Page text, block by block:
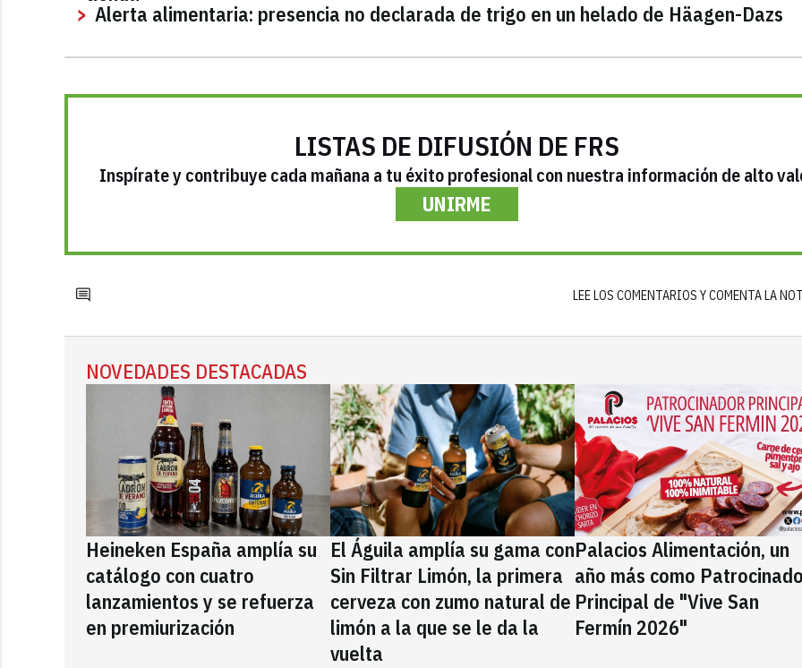
Alerta alimentaria: presencia no declarada de trigo en un helado de Häagen-Dazs
LISTAS DE DIFUSIÓN DE FRS
Inspírate y contribuye cada mañana a tu éxito profesional con nuestra información de alto
UNIRME
LEE LOS COMENTARIOS Y COMENTA LA
NOVEDADES DESTACADAS
Heineken España amplía su
catálogo con cuatro
lanzamientos y se refuerza
en premiurización
El Águila amplía su gama con
Sin Filtrar Limón, la primera
cerveza con zumo natural de
limón a la que se le da la
vuelta
Palacios Alimentación, un
año más como
Principal de "Vive San
Fermín 2026"